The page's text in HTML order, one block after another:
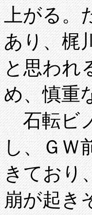
上がる。
あり、梶
と思われ
め、慎重
石転ビノ
し、ＧＷ
きており
崩が起き